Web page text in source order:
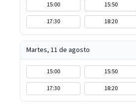
15:00 15:50
17:30
18:20
Martes, 11 de agosto
15:00 15:50
17:30
18:20